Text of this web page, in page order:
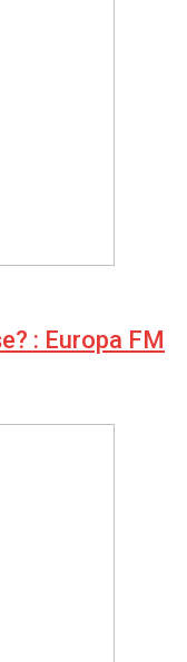
: Europa FM